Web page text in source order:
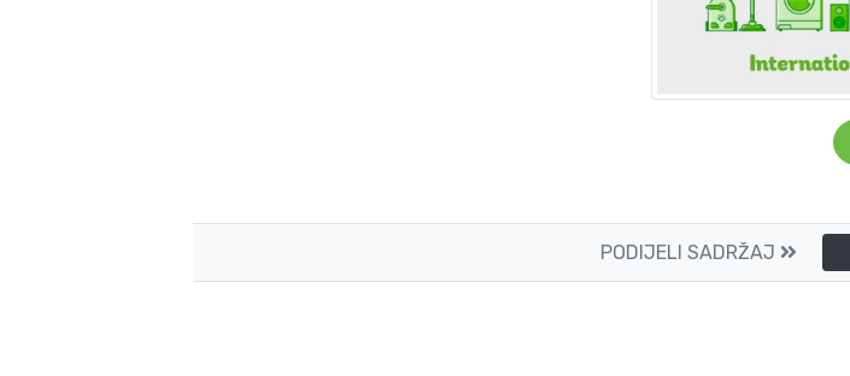
PODIJELI SADRŽAJ